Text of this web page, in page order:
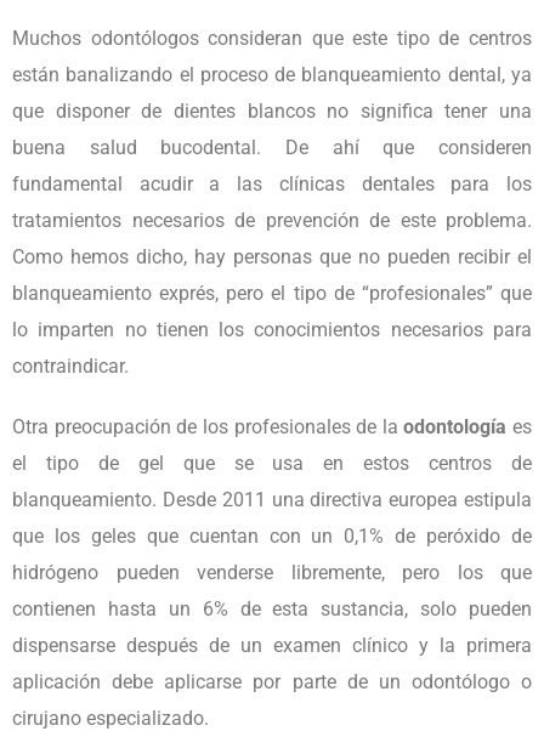
Muchos odontólogos consideran que este tipo de centros
están banalizando el proceso de blanqueamiento dental, ya
que disponer de dientes blancos no significa tener una
buena salud bucodental. De ahí que consideren
fundamental acudir a las clínicas dentales para los
tratamientos necesarios de prevención de este problema.
Como hemos dicho, hay personas que no pueden recibir el
blanqueamiento exprés, pero el tipo de “profesionales” que
lo imparten no tienen los conocimientos necesarios para
contraindicar.
Otra preocupación de los profesionales de laodontología es
el tipo de gel que se usa en estos centros de
blanqueamiento. Desde 2011 una directiva europea estipula
que los geles que cuentan con un 0,1% de peróxido de
hidrógeno pueden venderse libremente, pero los que
contienen hasta un 6% de esta sustancia, solo pueden
dispensarse después de un examen clínico y la primera
aplicación debe aplicarse por parte de un odontólogo o
cirujano especializado.